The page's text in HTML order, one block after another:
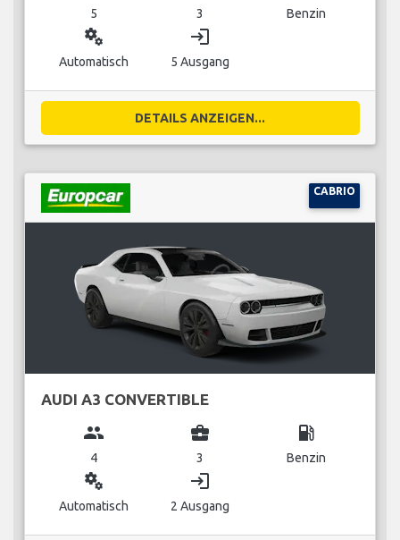
5 3 Benzin
miscellaneous_services
Automatisch
login
5 Ausgang
DETAILS ANZEIGEN...
CABRIO
AUDI A3 CONVERTIBLE
group
4
business_center
3
local_gas_station
Benzin
miscellaneous_services
Automatisch
login
2 Ausgang